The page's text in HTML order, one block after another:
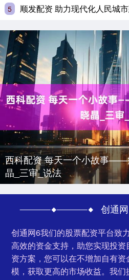
5
顺发配资 助力现代化人民城市建设，上海哲
西科配资 每天一个小故事——
晶_三审_说法
创通网
创通网6我们的股票配资平台致
高效的资金支持，助您实现投
资方案，您可以在不增加自有
模，获取更高的市场收益。我